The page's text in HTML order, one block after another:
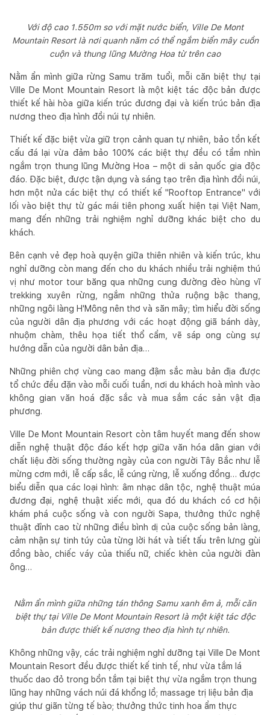
Với độ cao 1.550m so với mặt nước biển, Ville De Mont
Mountain Resort là nơi quanh năm có thể ngắm biển mây cuồn
cuộn và thung lũng Mường Hoa từ trên cao
Nằm ẩn mình giữa rừng Samu trăm tuổi, mỗi căn biệt thự tại
Ville De Mont Mountain Resort là một kiệt tác độc bản được
thiết kế hài hòa giữa kiến trúc đương đại và kiến trúc bản địa
nương theo địa hình đồi núi tự nhiên.
Thiết kế đặc biệt vừa giữ trọn cảnh quan tự nhiên, bảo tồn kết
cấu đá lại vừa đảm bảo 100% các biệt thự đều có tầm nhìn
ngắm trọn thung lũng Mường Hoa – một di sản quốc gia độc
đáo. Đặc biệt, được tận dụng và sáng tạo trên địa hình đồi núi,
hơn một nửa các biệt thự có thiết kế "Rooftop Entrance" với
lối vào biệt thự từ gác mái tiên phong xuất hiện tại Việt Nam,
mang đến những trải nghiệm nghỉ dưỡng khác biệt cho du
khách.
Bên cạnh vẻ đẹp hoà quyện giữa thiên nhiên và kiến trúc, khu
nghỉ dưỡng còn mang đến cho du khách nhiều trải nghiệm thú
vị như motor tour băng qua những cung đường đèo hùng vĩ
trekking xuyên rừng, ngắm những thửa ruộng bậc thang,
những ngôi làng H'Mông nên thơ và săn mây; tìm hiểu đời sống
của người dân địa phương với các hoạt động giã bánh dày,
nhuộm chàm, thêu họa tiết thổ cẩm, vẽ sáp ong cùng sự
hướng dẫn của người dân bản địa…
Những phiên chợ vùng cao mang đậm sắc màu bản địa được
tổ chức đều đặn vào mỗi cuối tuần, nơi du khách hoà mình vào
không gian văn hoá đặc sắc và mua sắm các sản vật địa
phương.
Ville De Mont Mountain Resort còn tâm huyết mang đến show
diễn nghệ thuật độc đáo kết hợp giữa văn hóa dân gian với
chất liệu đời sống thường ngày của con người Tây Bắc như lễ
mừng cơm mới, lễ cấp sắc, lễ cúng rừng, lễ xuống đồng… được
biểu diễn qua các loại hình: âm nhạc dân tộc, nghệ thuật múa
đương đại, nghệ thuật xiếc mới, qua đó du khách có cơ hội
khám phá cuộc sống và con người Sapa, thưởng thức nghệ
thuật đỉnh cao từ những điều bình dị của cuộc sống bản làng,
cảm nhận sự tinh túy của từng lời hát và tiết tấu trên lưng gùi
đồng bào, chiếc váy của thiếu nữ, chiếc khèn của người đàn
ông…
Nằm ẩn mình giữa những tán thông Samu xanh êm ả, mỗi căn
biệt thự tại Ville De Mont Mountain Resort là một kiệt tác độc
bản được thiết kế nương theo địa hình tự nhiên.
Không những vậy, các trải nghiệm nghỉ dưỡng tại Ville De Mont
Mountain Resort đều được thiết kế tinh tế, như vừa tắm lá
thuốc dao đỏ trong bồn tắm tại biệt thự vừa ngắm trọn thung
lũng hay những vách núi đá khổng lồ; massage trị liệu bản địa
giúp thư giãn từng tế bào; thưởng thức tinh hoa ẩm thực